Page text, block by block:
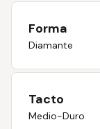
Forma
Diamante
Tacto
Medio-Duro